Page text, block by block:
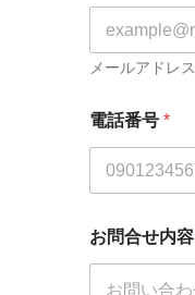
メールアドレス
電話番号 *
お問合せ内容